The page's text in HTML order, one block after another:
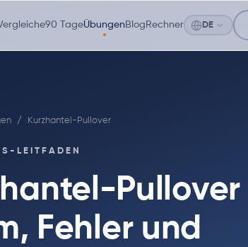
90 TageÜbungen Blog Rechner DE
/ Kurzhantel-Pullover
LEITFADEN
Pullover
Fehler und